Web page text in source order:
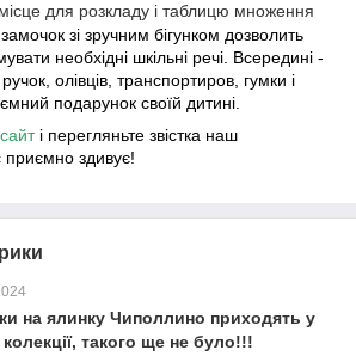
для розкладу і таблицю множення
зі зручним бігунком дозволить
необхідні шкільні речі. Всередині -
олівців, транспортиров, гумки і
подарунок своїй дитині.
сайті перегляньте звістка наш
приємно здивує!
на ялинку Чиполлино приходять у
колекції, такого ще не було!!!